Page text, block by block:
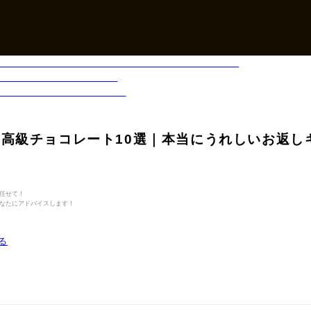
級チョコレート10選｜本当にうれしいお返し
せて！
たにアドバイスします！